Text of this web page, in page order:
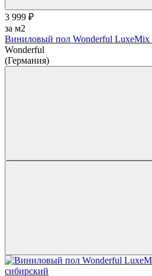
3 999 ₽
за м2
Виниловый пол Wonderful
Wonderful
(Германия)